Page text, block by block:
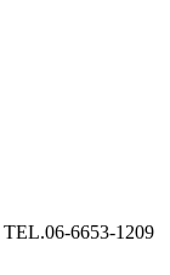
TEL.06-6653-1209